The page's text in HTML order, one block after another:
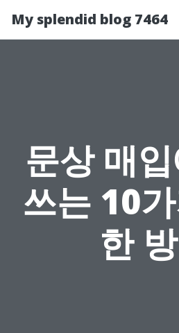
My splendid blog 7464
문상 매
쓰는 10
한